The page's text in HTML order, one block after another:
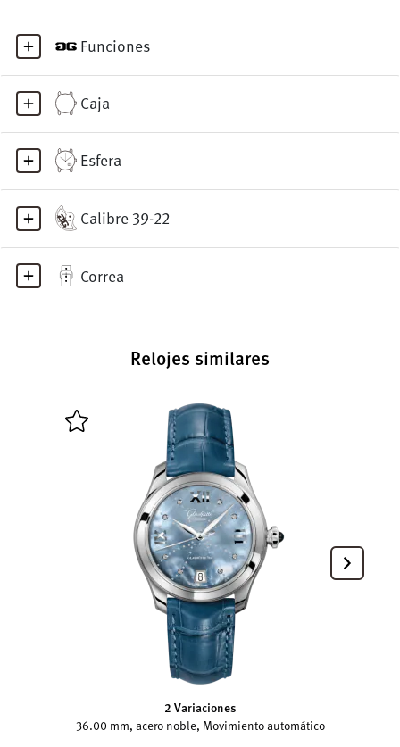
Funciones
Caja
Esfera
Calibre 39-22
Correa
Relojes similares
2 Variaciones
36.00 mm, acero noble, Movimiento automático